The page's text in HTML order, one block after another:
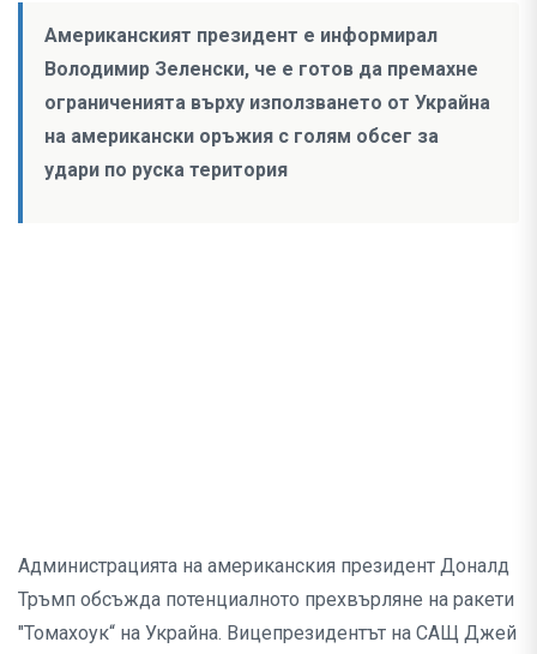
Американският президент е информирал
Володимир Зеленски, че е готов да премахне
ограниченията върху използването от Украйна
на американски оръжия с голям обсег за
удари по руска територия
Администрацията на американския президент Доналд
Тръмп обсъжда потенциалното прехвърляне на ракети
"Томахоук“ на Украйна. Вицепрезидентът на САЩ Джей